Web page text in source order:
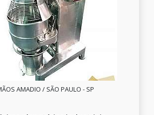
AMADIO / SÃO PAULO - SP